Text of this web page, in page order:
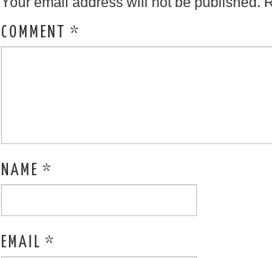
COMMENT *
NAME *
EMAIL *